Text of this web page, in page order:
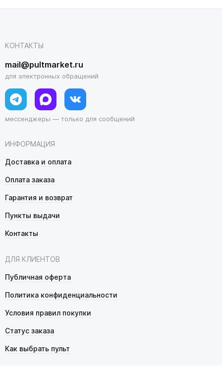
ИНФОРМАЦИЯ
Доставка и оплата
Оплата заказа
Гарантия и возврат
Пункты выдачи
Контакты
ДЛЯ КЛИЕНТОВ
Публичная оферта
Политика конфиденциальности
Условия правил покупки
Статус заказа
Как выбрать пульт
КОНТАКТЫ
mail@pultmarket.ru
для электронных обращений
мессенджеры — только для сообщений